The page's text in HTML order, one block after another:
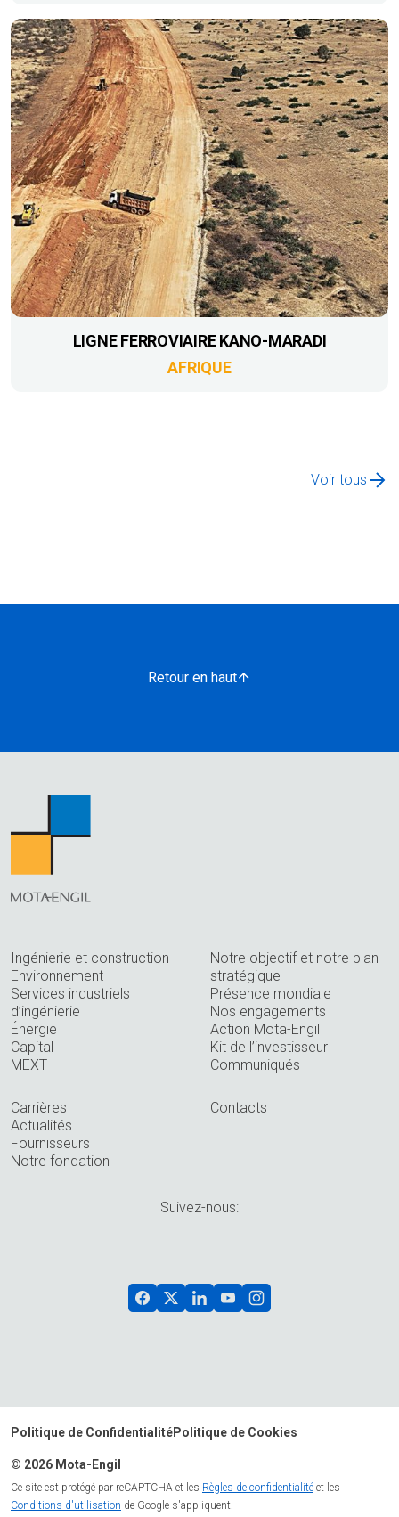
LIGNE FERROVIAIRE KANO-MARADI
AFRIQUE
Voir tous
Retour en haut
Ingénierie et construction
Environnement
Services industriels
d’ingénierie
Énergie
Capital
MEXT
Notre objectif et notre plan
stratégique
Présence mondiale
Nos engagements
Action Mota-Engil
Kit de l’investisseur
Communiqués
Carrières
Actualités
Fournisseurs
Notre fondation
Contacts
Suivez-nous:
Politique de ConfidentialitéPolitique de Cookies
© 2026 Mota-Engil
Ce site est protégé par reCAPTCHA et les Règles de confidentialité et les
Conditions d'utilisation de Google s'appliquent.